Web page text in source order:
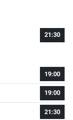
21:30
19:00
19:00
21:30